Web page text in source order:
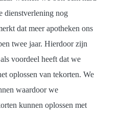
dienstverlening nog
dat meer apotheken ons
twee jaar. Hierdoor zijn
voordeel heeft dat we
oplossen van tekorten. We
waardoor we
kunnen oplossen met